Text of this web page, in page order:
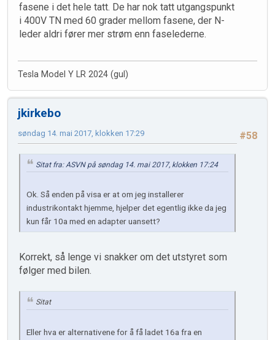
fasene i det hele tatt. De har nok tatt utgangspunkt
i 400V TN med 60 grader mellom fasene, der N-
leder aldri fører mer strøm enn faselederne.
Tesla Model Y LR 2024 (gul)
jkirkebo
#58
søndag 14. mai 2017, klokken 17:29
Sitat fra: ASVN på søndag 14. mai 2017, klokken 17:24
Ok. Så enden på visa er at om jeg installerer
industrikontakt hjemme, hjelper det egentlig ikke da jeg
kun får 10a med en adapter uansett?
Korrekt, så lenge vi snakker om det utstyret som
følger med bilen.
Sitat
Eller hva er alternativene for å få ladet 16a fra en